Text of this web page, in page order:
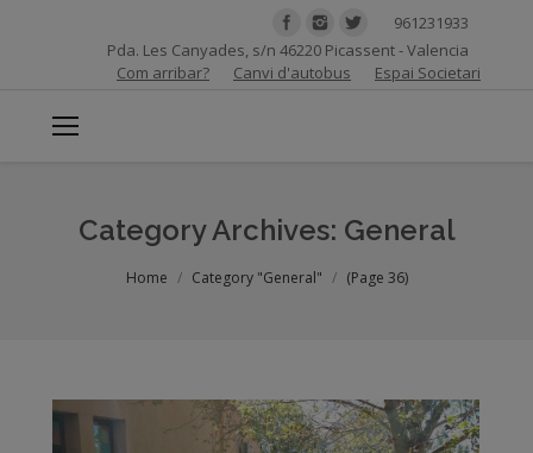
961231933
Pda. Les Canyades, s/n 46220 Picassent - Valencia
Com arribar?
Canvi d'autobus Espai Societari
Category Archives: General
You are here:
Home Category "General" (Page 36)